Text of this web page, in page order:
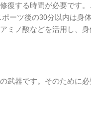
復する時間が必要です
ーツ後の30分以内は身
ミノ酸などを活用し、
武器です。そのために